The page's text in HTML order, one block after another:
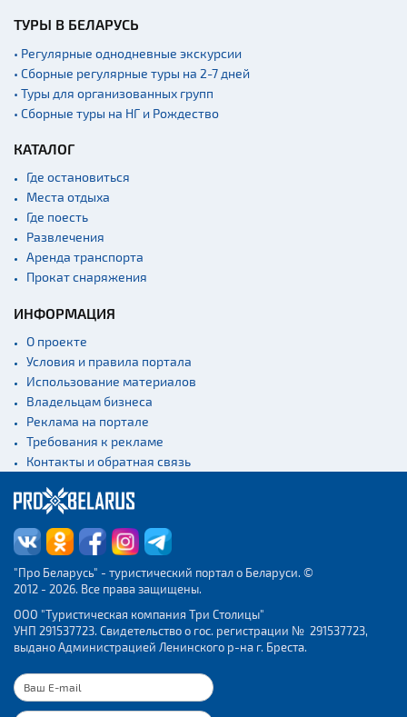
ТУРЫ В БЕЛАРУСЬ
• Регулярные однодневные экскурсии
• Сборные регулярные туры на 2-7 дней
• Туры для организованных групп
• Сборные туры на НГ и Рождество
КАТАЛОГ
Где остановиться
Места отдыха
Где поесть
Развлечения
Аренда транспорта
Прокат снаряжения
ИНФОРМАЦИЯ
О проекте
Условия и правила портала
Использование материалов
Владельцам бизнеса
Реклама на портале
Требования к рекламе
Контакты и обратная связь
"Про Беларусь" - туристический портал о Беларуси. ©
2012 - 2026. Все права защищены.
ООО "Туристическая компания Три Столицы"
УНП 291537723. Свидетельство о гос. регистрации № 291537723,
выдано Администрацией Ленинского р-на г. Бреста.